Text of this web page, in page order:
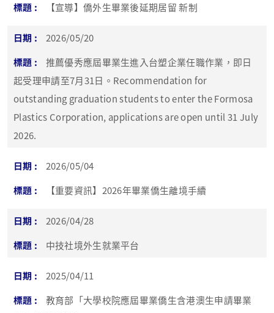
【宣導】僑外生畢業後延期居留 新制
2026/05/20
推薦優秀應屆畢業生進入台塑企業任職作業，即日
起受理申請至7月31日。Recommendation for
outstanding graduation students to enter the Formosa
Plastics Corporation, applications are open until 31 July
2026.
2026/05/04
【重要資訊】2026年畢業僑生離境手續
2026/04/28
中技社境外生就業平台
2025/04/11
教育部「大學校院應屆畢業僑生含港澳生申請畢業